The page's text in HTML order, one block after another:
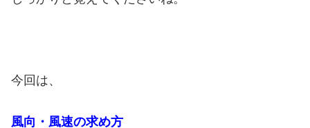
今回は、
風向・風速の求め方